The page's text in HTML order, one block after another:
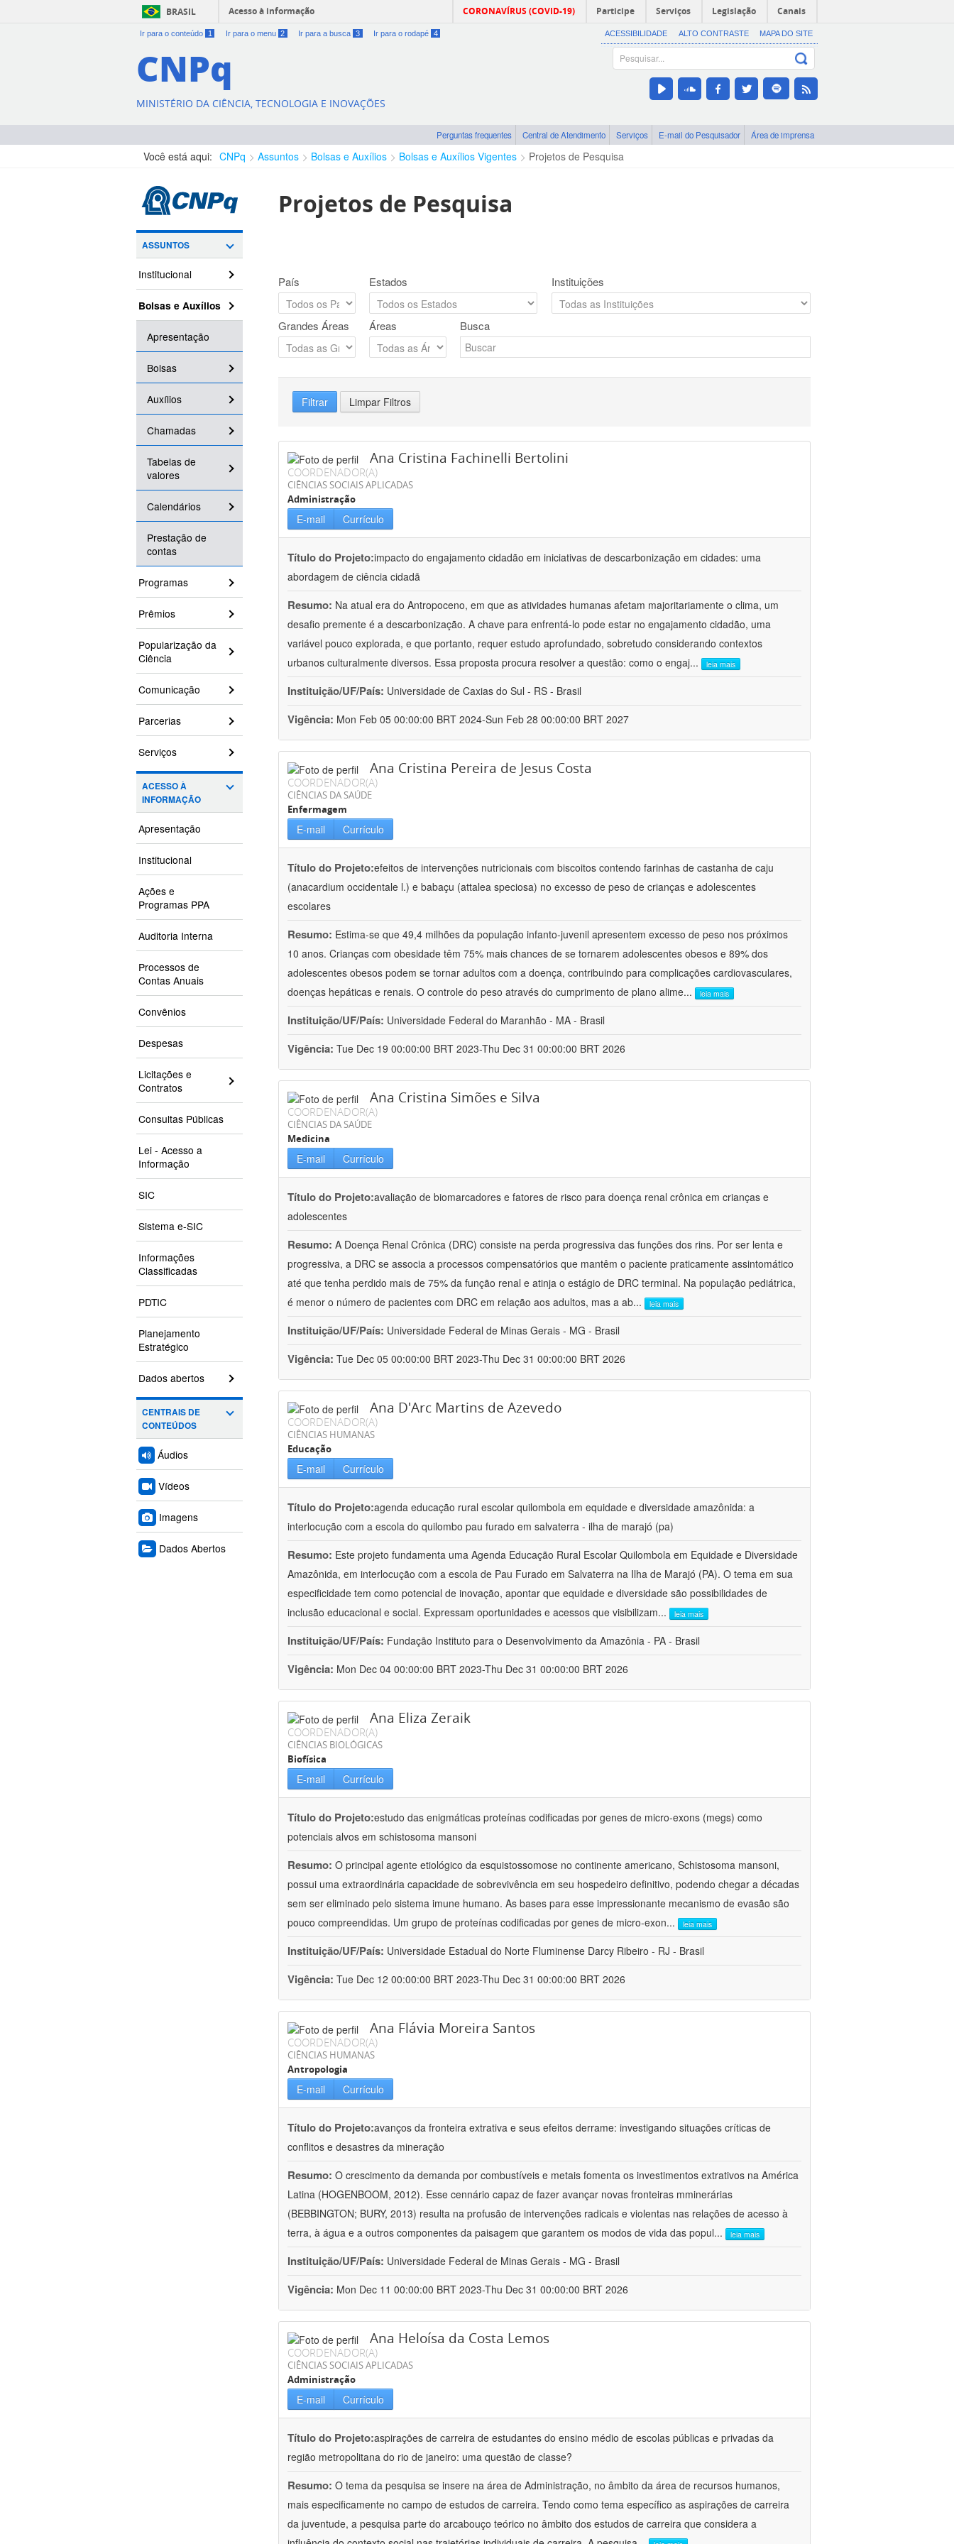
BRASIL Acesso à informação CORONAVÍRUS (COVID-19) Participe Serviços Legislação Canais
Ir para o conteúdo 1 Ir para o menu 2 Ir para a busca 3 Ir para o rodapé 4 ACESSIBILIDADE ALTO CONTRASTE MAPA DO SITE
CNPq
MINISTÉRIO DA CIÊNCIA, TECNOLOGIA E INOVAÇÕES
Perguntas frequentes Central de Atendimento Serviços E-mail do Pesquisador Área de imprensa
Você está aqui: CNPq Assuntos Bolsas e Auxílios Bolsas e Auxílios Vigentes Projetos de Pesquisa
ASSUNTOS
Institucional
Bolsas e Auxílios
Apresentação
Bolsas
Auxílios
Chamadas
Tabelas de
valores
Calendários
Prestação de
contas
Programas
Prêmios
Popularização da
Ciência
Comunicação
Parcerias
Serviços
ACESSO À
INFORMAÇÃO
Apresentação
Institucional
Ações e
Programas PPA
Auditoria Interna
Processos de
Contas Anuais
Convênios
Despesas
Licitações e
Contratos
Consultas Públicas
Lei - Acesso a
Informação
SIC
Sistema e-SIC
Informações
Classificadas
PDTIC
Planejamento
Estratégico
Dados abertos
CENTRAIS DE
CONTEÚDOS
Áudios
Vídeos
Imagens
Dados Abertos
Projetos de Pesquisa
País Estados Instituições
Grandes Áreas Áreas Busca
Filtrar Limpar Filtros
Ana Cristina Fachinelli Bertolini
COORDENADOR(A)
CIÊNCIAS SOCIAIS APLICADAS
Administração
E-mail Currículo
Título do Projeto:impacto do engajamento cidadão em iniciativas de descarbonização em cidades: uma
abordagem de ciência cidadã
Resumo: Na atual era do Antropoceno, em que as atividades humanas afetam majoritariamente o clima, um
desafio premente é a descarbonização. A chave para enfrentá-lo pode estar no engajamento cidadão, uma
variável pouco explorada, e que portanto, requer estudo aprofundado, sobretudo considerando contextos
urbanos culturalmente diversos. Essa proposta procura resolver a questão: como o engaj... leia mais
Instituição/UF/País: Universidade de Caxias do Sul - RS - Brasil
Vigência: Mon Feb 05 00:00:00 BRT 2024-Sun Feb 28 00:00:00 BRT 2027
Ana Cristina Pereira de Jesus Costa
COORDENADOR(A)
CIÊNCIAS DA SAÚDE
Enfermagem
E-mail Currículo
Título do Projeto:efeitos de intervenções nutricionais com biscoitos contendo farinhas de castanha de caju
(anacardium occidentale l.) e babaçu (attalea speciosa) no excesso de peso de crianças e adolescentes
escolares
Resumo: Estima-se que 49,4 milhões da população infanto-juvenil apresentem excesso de peso nos próximos
10 anos. Crianças com obesidade têm 75% mais chances de se tornarem adolescentes obesos e 89% dos
adolescentes obesos podem se tornar adultos com a doença, contribuindo para complicações cardiovasculares,
doenças hepáticas e renais. O controle do peso através do cumprimento de plano alime... leia mais
Instituição/UF/País: Universidade Federal do Maranhão - MA - Brasil
Vigência: Tue Dec 19 00:00:00 BRT 2023-Thu Dec 31 00:00:00 BRT 2026
Ana Cristina Simões e Silva
COORDENADOR(A)
CIÊNCIAS DA SAÚDE
Medicina
E-mail Currículo
Título do Projeto:avaliação de biomarcadores e fatores de risco para doença renal crônica em crianças e
adolescentes
Resumo: A Doença Renal Crônica (DRC) consiste na perda progressiva das funções dos rins. Por ser lenta e
progressiva, a DRC se associa a processos compensatórios que mantêm o paciente praticamente assintomático
até que tenha perdido mais de 75% da função renal e atinja o estágio de DRC terminal. Na população pediátrica,
é menor o número de pacientes com DRC em relação aos adultos, mas a ab... leia mais
Instituição/UF/País: Universidade Federal de Minas Gerais - MG - Brasil
Vigência: Tue Dec 05 00:00:00 BRT 2023-Thu Dec 31 00:00:00 BRT 2026
Ana D'Arc Martins de Azevedo
COORDENADOR(A)
CIÊNCIAS HUMANAS
Educação
E-mail Currículo
Título do Projeto:agenda educação rural escolar quilombola em equidade e diversidade amazônida: a
interlocução com a escola do quilombo pau furado em salvaterra - ilha de marajó (pa)
Resumo: Este projeto fundamenta uma Agenda Educação Rural Escolar Quilombola em Equidade e Diversidade
Amazônida, em interlocução com a escola de Pau Furado em Salvaterra na Ilha de Marajó (PA). O tema em sua
especificidade tem como potencial de inovação, apontar que equidade e diversidade são possibilidades de
inclusão educacional e social. Expressam oportunidades e acessos que visibilizam... leia mais
Instituição/UF/País: Fundação Instituto para o Desenvolvimento da Amazônia - PA - Brasil
Vigência: Mon Dec 04 00:00:00 BRT 2023-Thu Dec 31 00:00:00 BRT 2026
Ana Eliza Zeraik
COORDENADOR(A)
CIÊNCIAS BIOLÓGICAS
Biofísica
E-mail Currículo
Título do Projeto:estudo das enigmáticas proteínas codificadas por genes de micro-exons (megs) como
potenciais alvos em schistosoma mansoni
Resumo: O principal agente etiológico da esquistossomose no continente americano, Schistosoma mansoni,
possui uma extraordinária capacidade de sobrevivência em seu hospedeiro definitivo, podendo chegar a décadas
sem ser eliminado pelo sistema imune humano. As bases para esse impressionante mecanismo de evasão são
pouco compreendidas. Um grupo de proteínas codificadas por genes de micro-exon... leia mais
Instituição/UF/País: Universidade Estadual do Norte Fluminense Darcy Ribeiro - RJ - Brasil
Vigência: Tue Dec 12 00:00:00 BRT 2023-Thu Dec 31 00:00:00 BRT 2026
Ana Flávia Moreira Santos
COORDENADOR(A)
CIÊNCIAS HUMANAS
Antropologia
E-mail Currículo
Título do Projeto:avanços da fronteira extrativa e seus efeitos derrame: investigando situações críticas de
conflitos e desastres da mineração
Resumo: O crescimento da demanda por combustíveis e metais fomenta os investimentos extrativos na América
Latina (HOGENBOOM, 2012). Esse cennário capaz de fazer avançar novas fronteiras mminerárias
(BEBBINGTON; BURY, 2013) resulta na profusão de intervenções radicais e violentas nas relações de acesso à
terra, à água e a outros componentes da paisagem que garantem os modos de vida das popul... leia mais
Instituição/UF/País: Universidade Federal de Minas Gerais - MG - Brasil
Vigência: Mon Dec 11 00:00:00 BRT 2023-Thu Dec 31 00:00:00 BRT 2026
Ana Heloísa da Costa Lemos
COORDENADOR(A)
CIÊNCIAS SOCIAIS APLICADAS
Administração
E-mail Currículo
Título do Projeto:aspirações de carreira de estudantes do ensino médio de escolas públicas e privadas da
região metropolitana do rio de janeiro: uma questão de classe?
Resumo: O tema da pesquisa se insere na área de Administração, no âmbito da área de recursos humanos,
mais especificamente no campo de estudos de carreira. Tendo como tema específico as aspirações de carreira
da juventude, a pesquisa parte do arcabouço teórico no âmbito dos estudos de carreira que considera a